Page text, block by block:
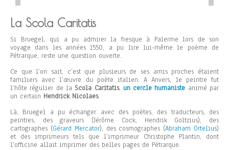
La Scola Caritatis
Si Bruegel, qui a pu admirer la fresque à Palerme lors de son
voyage dans les années 1550, a pu lire lui-même le poème de
Pétrarque, reste une question ouverte.
Ce que l’on sait, c’est que plusieurs de ses amis proches étaient
familiers avec l’œuvre du poète italien. A Anvers, le peintre fut
l’hôte régulier de la Scola Caritatis, un cercle humaniste animé par
un certain Hendrick Nicolaes.
Là, Bruegel a pu échanger avec des poètes, des traducteurs, des
peintres, des graveurs (Jérôme Cock, Hendrik Goltzius), des
cartographes (Gérard Mercator), des cosmographes (Abraham Ortelius)
et des imprimeurs tels que l’imprimeur Christophe Plantin, dont
l’officine allait imprimer des belles pages de Pétrarque.